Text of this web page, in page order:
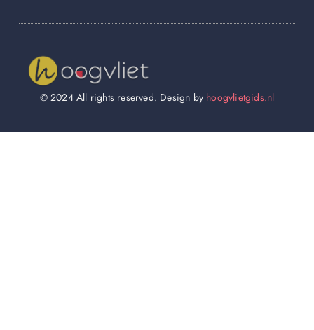
© 2024 All rights reserved. Design by hoogvlietgids.nl